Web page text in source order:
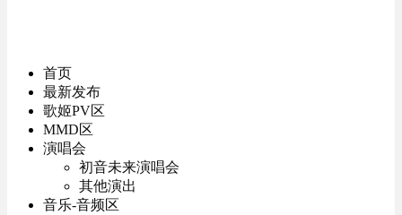
首页
最新发布
歌姬PV区
MMD区
演唱会
初音未来演唱会
其他演出
音乐-音频区